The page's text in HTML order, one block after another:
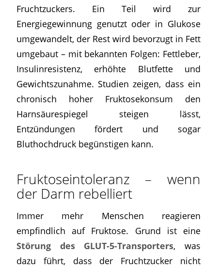
Fruchtzuckers. Ein Teil wird zur
Energiegewinnung genutzt oder in Glukose
umgewandelt, der Rest wird bevorzugt in Fett
umgebaut – mit bekannten Folgen: Fettleber,
Insulinresistenz, erhöhte Blutfette und
Gewichtszunahme. Studien zeigen, dass ein
chronisch hoher Fruktosekonsum den
Harnsäurespiegel steigen lässt,
Entzündungen fördert und sogar
Bluthochdruck begünstigen kann.
Fruktoseintoleranz – wenn
der Darm rebelliert
Immer mehr Menschen reagieren
empfindlich auf Fruktose. Grund ist eine
Störung des GLUT-5-Transporters, was
dazu führt, dass der Fruchtzucker nicht